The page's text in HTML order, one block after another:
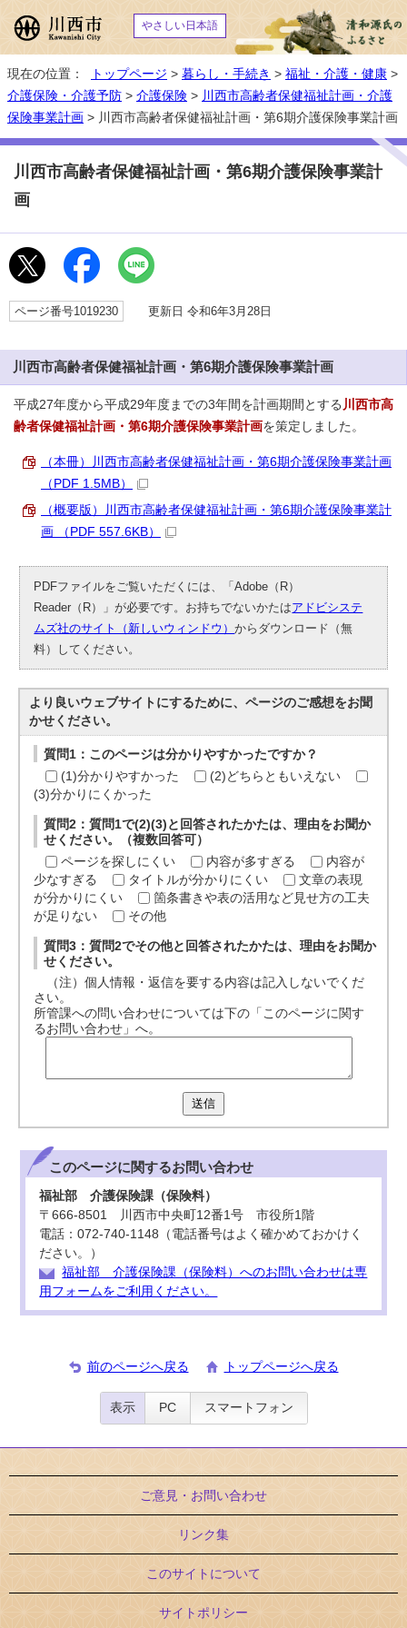
やさしい日本語
現在の位置： トップページ > 暮らし・手続き > 福祉・介護・健康 >
介護保険・介護予防 > 介護保険 > 川西市高齢者保健福祉計画・介護
保険事業計画 > 川西市高齢者保健福祉計画・第6期介護保険事業計画
川西市高齢者保健福祉計画・第6期介護保険事業計
画
ページ番号1019230 更新日 令和6年3月28日
川西市高齢者保健福祉計画・第6期介護保険事業計画
平成27年度から平成29年度までの3年間を計画期間とする 川西市高
齢者保健福祉計画・第6期介護保険事業計画を策定しました。
（本冊）川西市高齢者保健福祉計画・第6期介護保険事業計画
（PDF 1.5MB）
（概要版）川西市高齢者保健福祉計画・第6期介護保険事業計
画 （PDF 557.6KB）
PDFファイルをご覧いただくには、「Adobe（R）
Reader（R）」が必要です。お持ちでないかたはアドビシステ
ムズ社のサイト（新しいウィンドウ）からダウンロード（無
料）してください。
より良いウェブサイトにするために、ページのご感想をお聞
かせください。
質問1：このページは分かりやすかったですか？
(1)分かりやすかった
(2)どちらともいえない
(3)分かりにくかった
質問2：質問1で(2)(3)と回答されたかたは、理由をお聞か
せください。（複数回答可）
ページを探しにくい
内容が多すぎる
内容が
少なすぎる
タイトルが分かりにくい
文章の表現
が分かりにくい
箇条書きや表の活用など見せ方の工夫
が足りない
その他
質問3：質問2でその他と回答されたかたは、理由をお聞か
せください。
（注）個人情報・返信を要する内容は記入しないでくだ
さい。
所管課への問い合わせについては下の「このページに関す
るお問い合わせ」へ。
送信
このページに関するお問い合わせ
福祉部 介護保険課（保険料）
〒666-8501 川西市中央町12番1号 市役所1階
電話：072-740-1148（電話番号はよく確かめておかけく
ださい。）
福祉部 介護保険課（保険料）へのお問い合わせは専
用フォームをご利用ください。
前のページへ戻る トップページへ戻る
表示 PC スマートフォン
ご意見・お問い合わせ
リンク集
このサイトについて
サイトポリシー